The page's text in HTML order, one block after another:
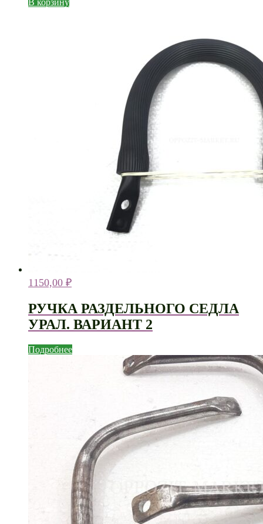
В корзину
1150,00 ₽
РУЧКА РАЗДЕЛЬНОГО СЕДЛА
УРАЛ. ВАРИАНТ 2
Подробнее